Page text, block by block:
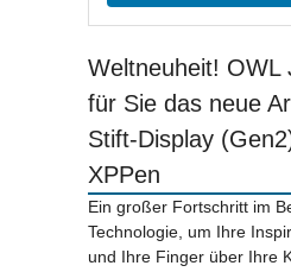
Weltneuheit! OWL
für Sie das neue
Stift-Display
XPPen
Ein großer Fortschritt im
Technologie, um Ihre
und Ihre Finger über Ihre